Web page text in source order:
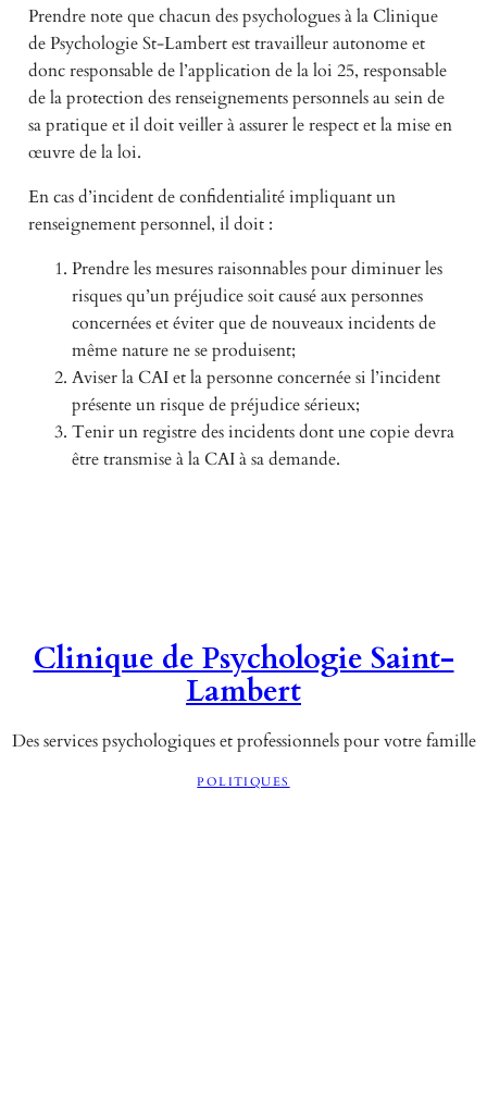
Prendre note que chacun des psychologues à la Clinique
de Psychologie St-Lambert est travailleur autonome et
donc responsable de l’application de la loi 25, responsable
de la protection des renseignements personnels au sein de
sa pratique et il doit veiller à assurer le respect et la mise en
œuvre de la loi.
En cas d’incident de confidentialité impliquant un
renseignement personnel, il doit :
Prendre les mesures raisonnables pour diminuer les
risques qu’un préjudice soit causé aux personnes
concernées et éviter que de nouveaux incidents de
même nature ne se produisent;
Aviser la CAI et la personne concernée si l’incident
présente un risque de préjudice sérieux;
Tenir un registre des incidents dont une copie devra
être transmise à la CAI à sa demande.
Clinique de Psychologie Saint-
Lambert
Des services psychologiques et professionnels pour votre famille
POLITIQUES